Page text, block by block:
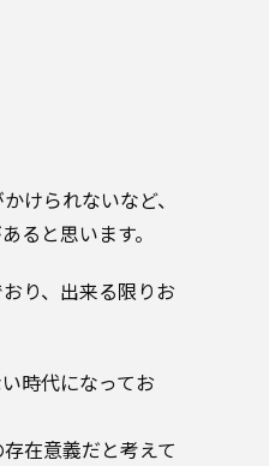
けられないなど、
ると思います。
り、出来る限りお
時代になってお
在意義だと考えて